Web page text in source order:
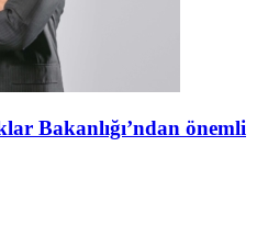
Bakanlığı’ndan önemli